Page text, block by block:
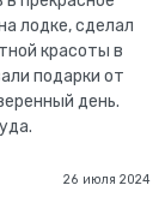
лодке, сделал
красоты в
подарки от
день.
26 июля 2024